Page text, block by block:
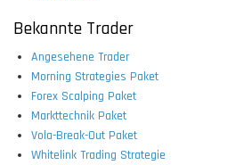
Bekannte Trader
Angesehene Trader
Morning Strategies Paket
Forex Scalping Paket
Markttechnik Paket
Vola-Break-Out Paket
Whitelink Trading Strategie